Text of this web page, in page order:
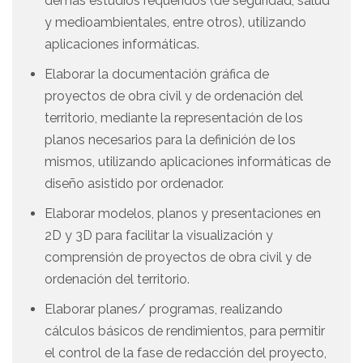
y medioambientales, entre otros), utilizando
aplicaciones informáticas.
Elaborar la documentación gráfica de
proyectos de obra civil y de ordenación del
territorio, mediante la representación de los
planos necesarios para la definición de los
mismos, utilizando aplicaciones informáticas de
diseño asistido por ordenador.
Elaborar modelos, planos y presentaciones en
2D y 3D para facilitar la visualización y
comprensión de proyectos de obra civil y de
ordenación del territorio.
Elaborar planes/ programas, realizando
cálculos básicos de rendimientos, para permitir
el control de la fase de redacción del proyecto,